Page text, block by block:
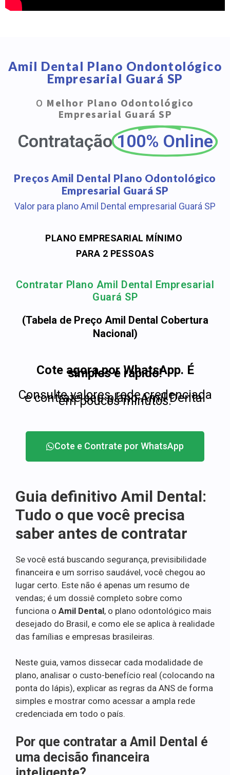
Amil Dental Plano Ondontológico
Empresarial Guará SP
O Melhor Plano Odontológico
Empresarial Guará SP
Contratação 100% Online
Preços Amil Dental Plano Odontológico
Empresarial Guará SP
Valor para plano Amil Dental empresarial Guará SP
PLANO EMPRESARIAL MÍNIMO
PARA 2 PESSOAS
Contratar Plano Amil Dental Empresarial
Guará SP
(Tabela de Preço Amil Dental Cobertura
Nacional)
Cote agora por WhatsApp. É
simples e rápido!
Consulte valores, rede credenciada
e contrate seu plano Amil Dental
em poucos minutos.
Cote e Contrate por WhatsApp
Guia definitivo Amil Dental:
Tudo o que você precisa
saber antes de contratar
Se você está buscando segurança, previsibilidade
financeira e um sorriso saudável, você chegou ao
lugar certo. Este não é apenas um resumo de
vendas; é um dossiê completo sobre como
funciona o Amil Dental, o plano odontológico mais
desejado do Brasil, e como ele se aplica à realidade
das famílias e empresas brasileiras.
Neste guia, vamos dissecar cada modalidade de
plano, analisar o custo-benefício real (colocando na
ponta do lápis), explicar as regras da ANS de forma
simples e mostrar como acessar a ampla rede
credenciada em todo o país.
Por que contratar a Amil Dental é
uma decisão financeira